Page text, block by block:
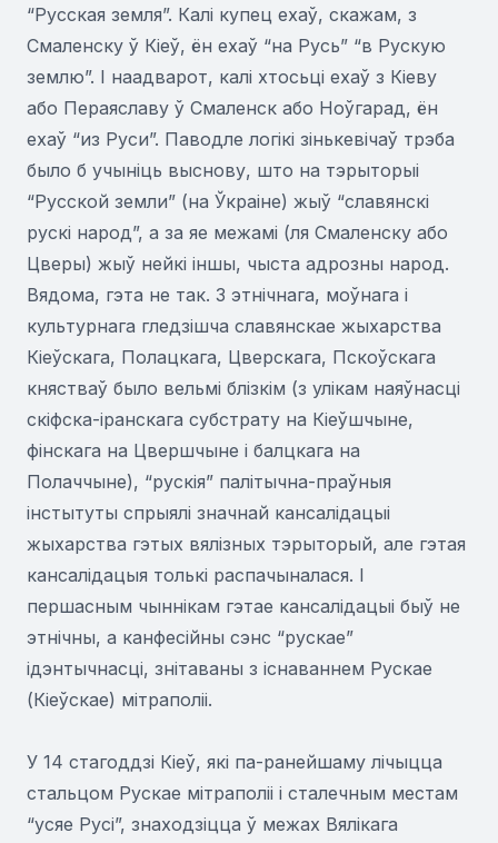
“Русская земля”. Калі купец ехаў, скажам, з
Смаленску ў Кіеў, ён ехаў “на Русь” “в Рускую
землю”. І наадварот, калі хтосьці ехаў з Кіеву
або Пераяславу ў Смаленск або Ноўгарад, ён
ехаў “из Руси”. Паводле логікі зінькевічаў трэба
было б учыніць выснову, што на тэрыторыі
“Русской земли” (на Ўкраіне) жыў “славянскі
рускі народ”, а за яе межамі (ля Смаленску або
Цверы) жыў нейкі іншы, чыста адрозны народ.
Вядома, гэта не так. З этнічнага, моўнага і
культурнага гледзішча славянскае жыхарства
Кіеўскага, Полацкага, Цверскага, Пскоўскага
княстваў было вельмі блізкім (з улікам наяўнасці
скіфска-іранскага субстрату на Кіеўшчыне,
фінскага на Цвершчыне і балцкага на
Полаччыне), “рускія” палітычна-праўныя
інстытуты спрыялі значнай кансалідацыі
жыхарства гэтых вялізных тэрыторый, але гэтая
кансалідацыя толькі распачыналася. І
першасным чыннікам гэтае кансалідацыі быў не
этнічны, а канфесійны сэнс “рускае”
ідэнтычнасці, знітаваны з існаваннем Рускае
(Кіеўскае) мітраполіі.
У 14 стагоддзі Кіеў, які па-ранейшаму лічыцца
стальцом Рускае мітраполіі і сталечным местам
“усяе Русі”, знаходзіцца ў межах Вялікага